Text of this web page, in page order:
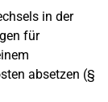
in der
für
absetzen (§